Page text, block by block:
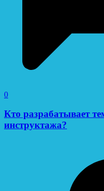
0
Кто разрабатывает
инструктажа?